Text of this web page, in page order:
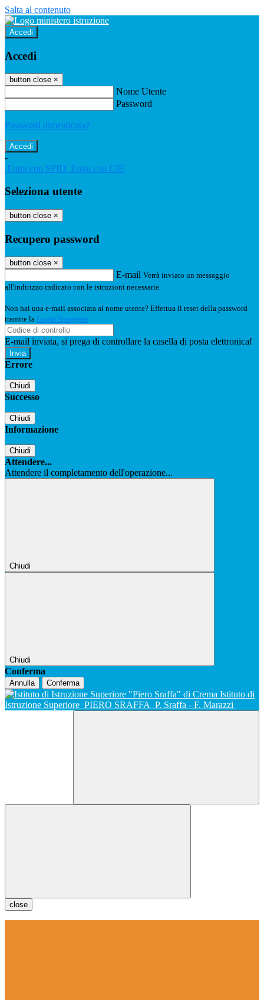
Salta al contenuto
Accedi
Accedi
button close ×
Nome Utente
Password
Password dimenticata?
-
Entra con SPID Entra con CIE
Seleziona utente
button close ×
Recupero password
button close ×
E-mail Verrà inviato un messaggio
all'indirizzo indicato con le istruzioni necessarie.
Non hai una e-mail associata al nome utente? Effettua il reset della password
tramite la Login Spaggiari
E-mail inviata, si prega di controllare la casella di posta elettronica!
Errore
Chiudi
Successo
Chiudi
Informazione
Chiudi
Attendere...
Attendere il completamento dell'operazione...
Chiudi
Chiudi
Conferma
Annulla Conferma
Istituto di
Istruzione Superiore PIERO SRAFFA P. Sraffa - F. Marazzi
close